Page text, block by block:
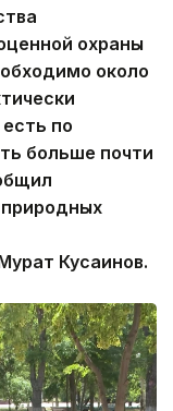
охраны
около
по
больше почти
Кусаинов.